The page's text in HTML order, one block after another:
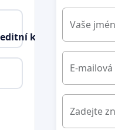
Vaše
E-
Zadejte
karta